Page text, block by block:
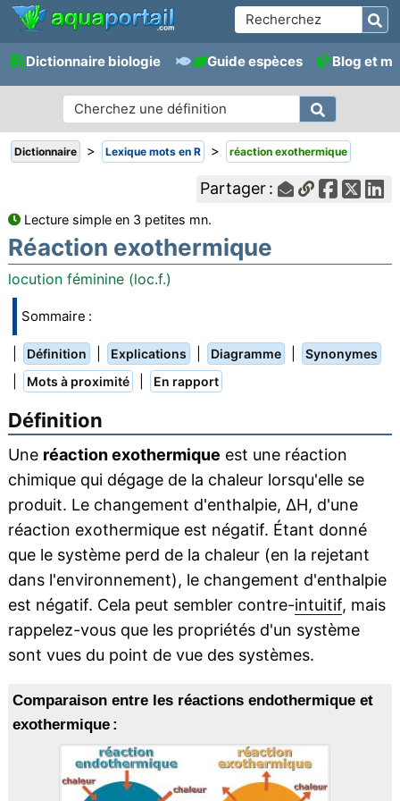
Dictionnaire biologie Guide espèces Blog et
Dictionnaire > Lexique mots en R > réaction exothermique
Partager :
Lecture simple en 3 petites mn.
Réaction exothermique
locution féminine (loc.f.)
Sommaire :
Définition Explications Diagramme Synonymes
Mots à proximité En rapport
Définition
Une réaction exothermique est une réaction
chimique qui dégage de la chaleur lorsqu'elle se
produit. Le changement d'enthalpie, ΔH, d'une
réaction exothermique est négatif. Étant donné
que le système perd de la chaleur (en la rejetant
dans l'environnement), le changement d'enthalpie
est négatif. Cela peut sembler contre-intuitif, mais
rappelez-vous que les propriétés d'un système
sont vues du point de vue des systèmes.
Comparaison entre les réactions endothermique et
exothermique :